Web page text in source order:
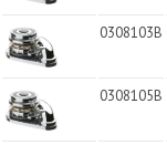
0308103B
0308105B